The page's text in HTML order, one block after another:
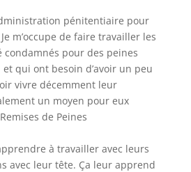
pénitentiaire pour
m’occupe de faire travailler les
pour des peines
qui ont besoin d’avoir un peu
vivre décemment leur
un moyen pour eux
de Peines
à travailler avec leurs
avec leur tête. Ça leur apprend